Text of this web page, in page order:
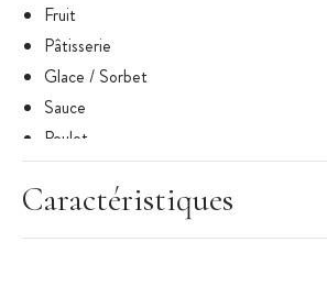
Fruit
Pâtisserie
Glace / Sorbet
Sauce
Poulet
Yaourt
Cocktail
Caractéristiques